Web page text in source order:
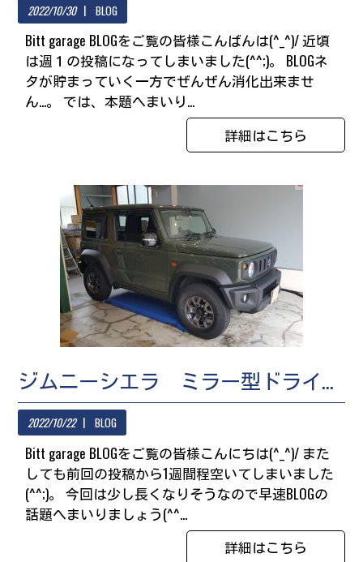
2022/10/30 BLOG
Bitt garage BLOGをご覧の皆様こんばんは(^_^)/ 近頃
は週１の投稿になってしまいました(^^;)。 BLOGネ
タが貯まっていく一方でぜんぜん消化出来ませ
ん...。 では、本題へまいり...
詳細はこちら
ジムニーシエラ ミラー型ドライブレコーダー/キャリア取付
2022/10/22 BLOG
Bitt garage BLOGをご覧の皆様こんにちは(^_^)/ また
しても前回の投稿から1週間程空いてしまいました
(^^;)。 今回は少し長くなりそうなので早速BLOGの
話題へまいりましょう(^^...
詳細はこちら